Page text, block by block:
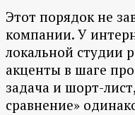
Этот порядок не
компании. У
локальной студии
акценты в шаге
задача и шорт-
сравнение»